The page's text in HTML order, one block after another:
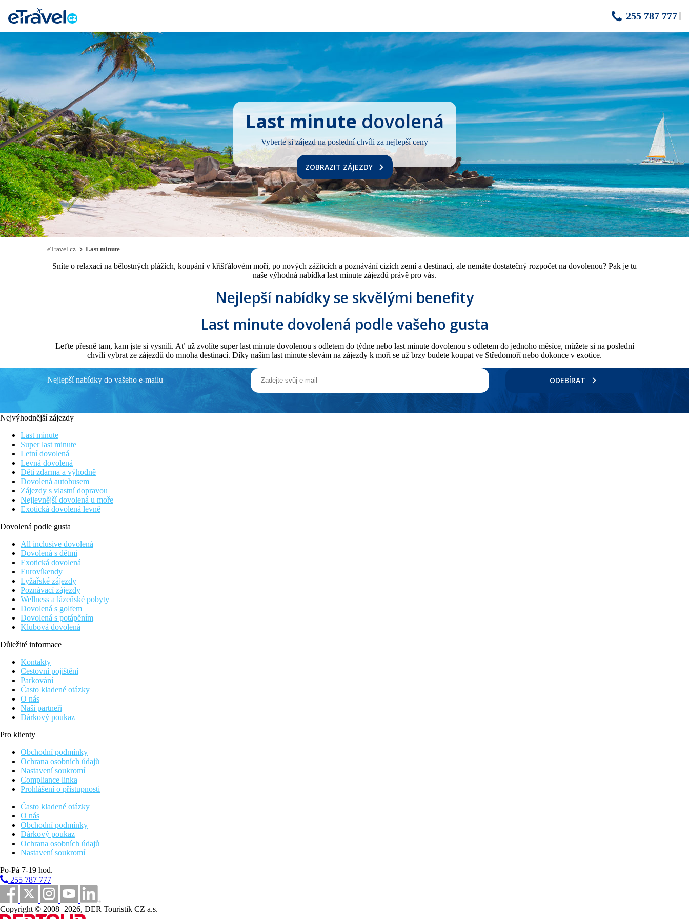
255 787 777
Last minutedovolená
Vyberte si zájezd na poslední chvíli za nejlepší ceny
ZOBRAZIT ZÁJEZDY
eTravel.cz Last minute
Sníte o relaxaci na bělostných plážích, koupání v křišťálovém moři, po nových zážitcích a poznávání cizích zemí a destinací, ale nemáte dostatečný rozpočet na dovolenou? Pak je tu
naše výhodná nabídka last minute zájezdů právě pro vás.
Nejlepší nabídky se skvělými benefity
Last minute dovolená podle vašeho gusta
Leťte přesně tam, kam jste si vysnili. Ať už zvolíte super last minute dovolenou s odletem do týdne nebo last minute dovolenou s odletem do jednoho měsíce, můžete si na poslední
chvíli vybrat ze zájezdů do mnoha destinací. Díky našim last minute slevám na zájezdy k moři se už brzy budete koupat ve Středomoří nebo dokonce v exotice.
Nejlepší nabídky do vašeho e-mailu ODEBÍRAT
Nejvýhodnější zájezdy
Last minute
Super last minute
Letní dovolená
Levná dovolená
Děti zdarma a výhodně
Dovolená autobusem
Zájezdy s vlastní dopravou
Nejlevnější dovolená u moře
Exotická dovolená levně
Dovolená podle gusta
All inclusive dovolená
Dovolená s dětmi
Exotická dovolená
Eurovíkendy
Lyžařské zájezdy
Poznávací zájezdy
Wellness a lázeňské pobyty
Dovolená s golfem
Dovolená s potápěním
Klubová dovolená
Důležité informace
Kontakty
Cestovní pojištění
Parkování
Často kladené otázky
O nás
Naši partneři
Dárkový poukaz
Pro klienty
Obchodní podmínky
Ochrana osobních údajů
Nastavení soukromí
Compliance linka
Prohlášení o přístupnosti
Často kladené otázky
O nás
Obchodní podmínky
Dárkový poukaz
Ochrana osobních údajů
Nastavení soukromí
Po-Pá 7-19 hod.
255 787 777
Copyright © 2008−2026, DER Touristik CZ a.s.